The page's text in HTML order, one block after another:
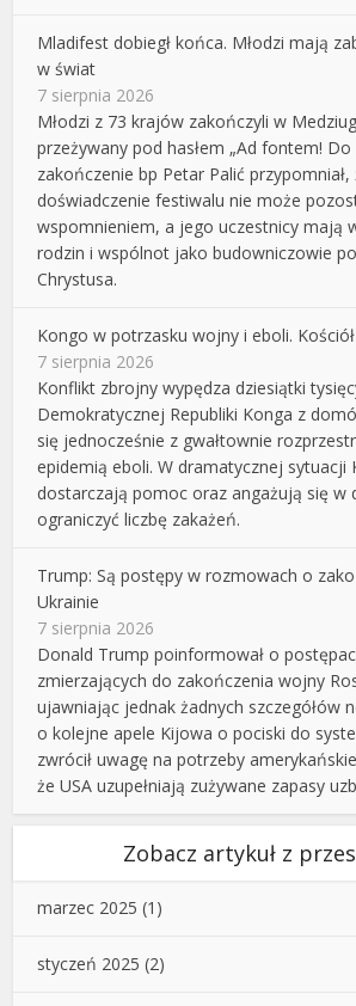
Mladifest dobiegł końca. Młodzi mają
w świat
7 sierpnia 2026
Młodzi z 73 krajów zakończyli w
przeżywany pod hasłem „Ad fontem! Do
zakończenie bp Petar Palić
doświadczenie festiwalu nie może
wspomnieniem, a jego uczestnicy mają
rodzin i wspólnot jako budowniczowie
Chrystusa.
Kongo w potrzasku wojny i eboli.
7 sierpnia 2026
Konflikt zbrojny wypędza dziesiątki
Demokratycznej Republiki Konga z
się jednocześnie z gwałtownie
epidemią eboli. W dramatycznej sytuacji
dostarczają pomoc oraz angażują się w
ograniczyć liczbę zakażeń.
Trump: Są postępy w rozmowach o
Ukrainie
7 sierpnia 2026
Donald Trump poinformował o
zmierzających do zakończenia wojny
ujawniając jednak żadnych szczegółów
o kolejne apele Kijowa o pociski do
zwrócił uwagę na potrzeby
że USA uzupełniają zużywane zapasy
Zobacz artykuł z
marzec 2025 (1)
styczeń 2025 (2)